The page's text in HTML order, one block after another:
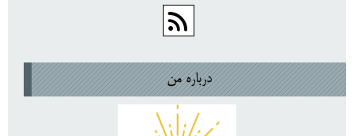
درباره من